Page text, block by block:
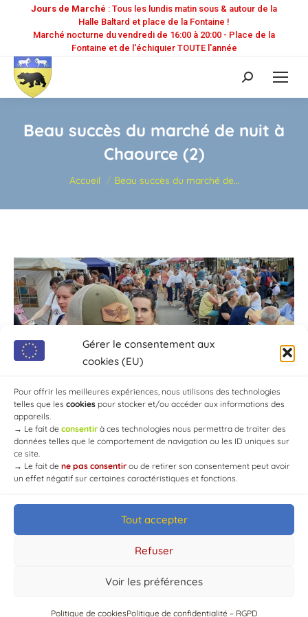
Gérer le consentement aux
cookies (EU)
Pour offrir les meilleures expériences, nous utilisons des technologies
telles que les cookies pour stocker et/ou accéder aux informations des
appareils.
→ Le fait de consentir à ces technologies nous permettra de traiter des
données telles que le comportement de navigation ou les ID uniques sur
ce site.
→ Le fait de ne pas consentir ou de retirer son consentement peut avoir
un effet négatif sur certaines caractéristiques et fonctions.
Tout accepter
Refuser
Voir les préférences
Politique de cookiesPolitique de confidentialité – RGPD
Jours de Marché : Tous les lundis matin sous & autour de la
Halle Baltard et place de la Fontaine !
Marché nocturne du vendredi de 16:00 à 20:00 - Place de la
Fontaine et de l'échiquier TOUTE l'année
Recherche
:
Beau succès du marché de nuit à
Chaource (2)
Vous êtes ici :
Accueil Beau succès du marché de…
© Mairie de Chaource [2004-2024] | Tous droits réservés.
Developed byWEB3-DESIGN